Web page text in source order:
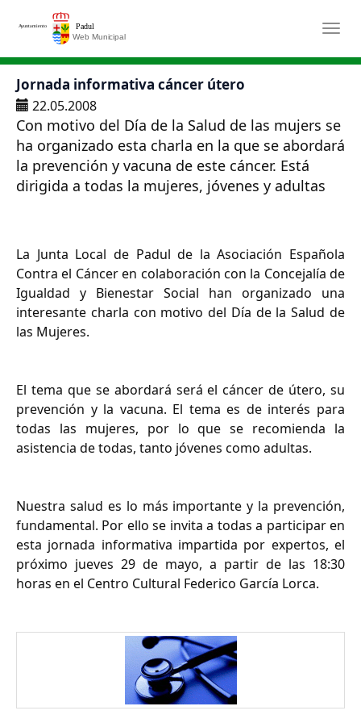
Saltar al contenido principal
Jornada informativa cáncer útero
22.05.2008
Con motivo del Día de la Salud de las mujers se
ha organizado esta charla en la que se abordará
la prevención y vacuna de este cáncer. Está
dirigida a todas la mujeres, jóvenes y adultas
La Junta Local de Padul de la Asociación Española
Contra el Cáncer en colaboración con la Concejalía de
Igualdad y Bienestar Social han organizado una
interesante charla con motivo del Día de la Salud de
las Mujeres.
El tema que se abordará será el cáncer de útero, su
prevención y la vacuna. El tema es de interés para
todas las mujeres, por lo que se recomienda la
asistencia de todas, tanto jóvenes como adultas.
Nuestra salud es lo más importante y la prevención,
fundamental. Por ello se invita a todas a participar en
esta jornada informativa impartida por expertos, el
próximo jueves 29 de mayo, a partir de las 18:30
horas en el Centro Cultural Federico García Lorca.